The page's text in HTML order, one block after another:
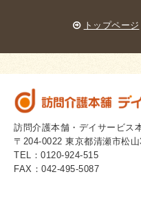
トップページ
訪問介護本舗・デイサービス
〒204-0022 東京都清瀬市松
TEL：0120-924-515
FAX：042-495-5087